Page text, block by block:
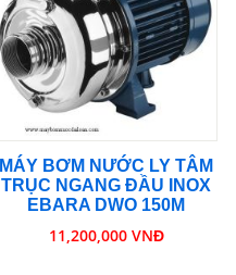
MÁY BƠM NƯỚC LY TÂM
TRỤC NGANG ĐẦU INOX
EBARA DWO 150M
11,200,000 VNĐ